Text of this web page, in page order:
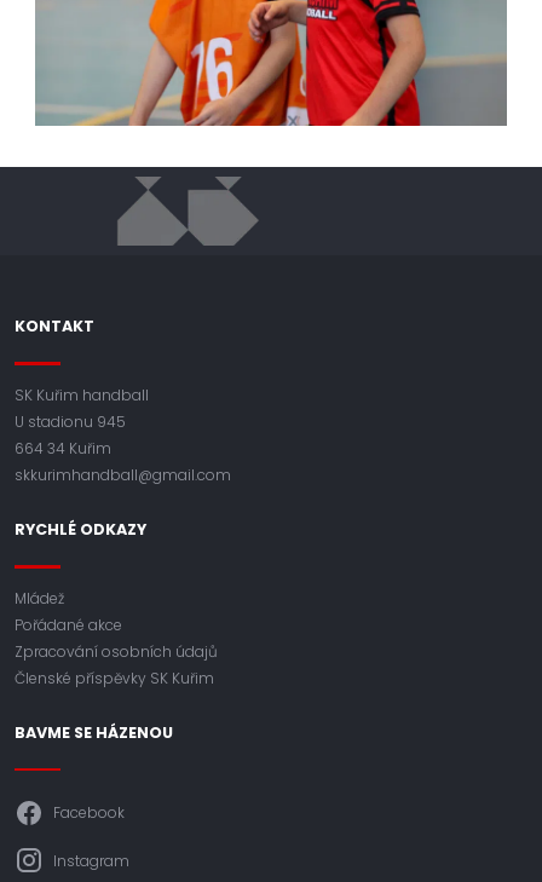
KONTAKT
SK Kuřim handball
U stadionu 945
664 34 Kuřim
skkurimhandball@gmail.com
RYCHLÉ ODKAZY
Mládež
Pořádané akce
Zpracování osobních údajů
Členské příspěvky SK Kuřim
BAVME SE HÁZENOU
Facebook
Instagram